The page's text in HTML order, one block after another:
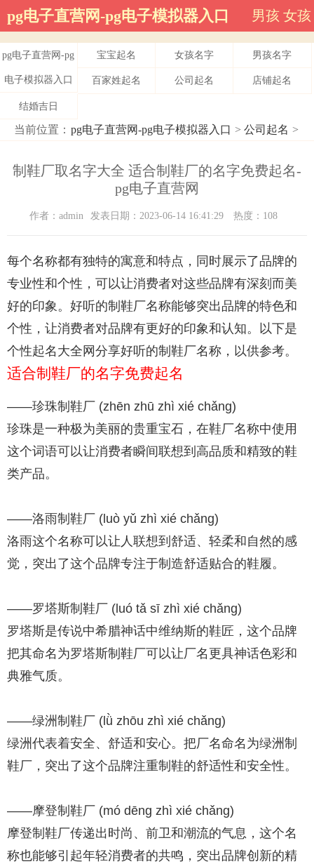
pg电子直营网-pg电子模拟器入口 男孩 女孩
pg电子直营网-pg
电子模拟器入口
宝宝起名 女孩名字 男孩名字
百家姓起名 公司起名 店铺起名
结婚吉日
当前位置： pg电子直营网-pg电子模拟器入口 > 公司起名 >
制鞋厂取名字大全 适合制鞋厂的名字免费起名-
pg电子直营网
作者：admin 发表日期：2023-06-14 16:41:29 热度：108
每个名称都有独特的寓意和特点，同时展示了品牌的
专业性和个性，可以让消费者对这些品牌有深刻而美
好的印象。好听的制鞋厂名称能够突出品牌的特色和
个性，让消费者对品牌有更好的印象和认知。以下是
个性起名大全网分享好听的制鞋厂名称，以供参考。
适合制鞋厂的名字免费起名
——珍珠制鞋厂 (zhēn zhū zhì xié chǎng)
珍珠是一种极为美丽的贵重宝石，在鞋厂名称中使用
这个词语可以让消费者瞬间联想到高品质和精致的鞋
类产品。
——洛雨制鞋厂 (luò yǔ zhì xié chǎng)
洛雨这个名称可以让人联想到舒适、轻柔和自然的感
觉，突出了这个品牌专注于制造舒适贴合的鞋履。
——罗塔斯制鞋厂 (luó tǎ sī zhì xié chǎng)
罗塔斯是传说中希腊神话中维纳斯的鞋匠，这个品牌
把其命名为罗塔斯制鞋厂可以让厂名更具神话色彩和
典雅气质。
——绿洲制鞋厂 (lǜ zhōu zhì xié chǎng)
绿洲代表着安全、舒适和安心。把厂名命名为绿洲制
鞋厂，突出了这个品牌注重制鞋的舒适性和安全性。
——摩登制鞋厂 (mó dēng zhì xié chǎng)
摩登制鞋厂传递出时尚、前卫和潮流的气息，这个名
称也能够引起年轻消费者的共鸣，突出品牌创新的精